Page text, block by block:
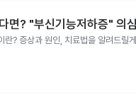
면? "부신기능저하증" 의
란? 증상과 원인, 치료법을 알려드릴